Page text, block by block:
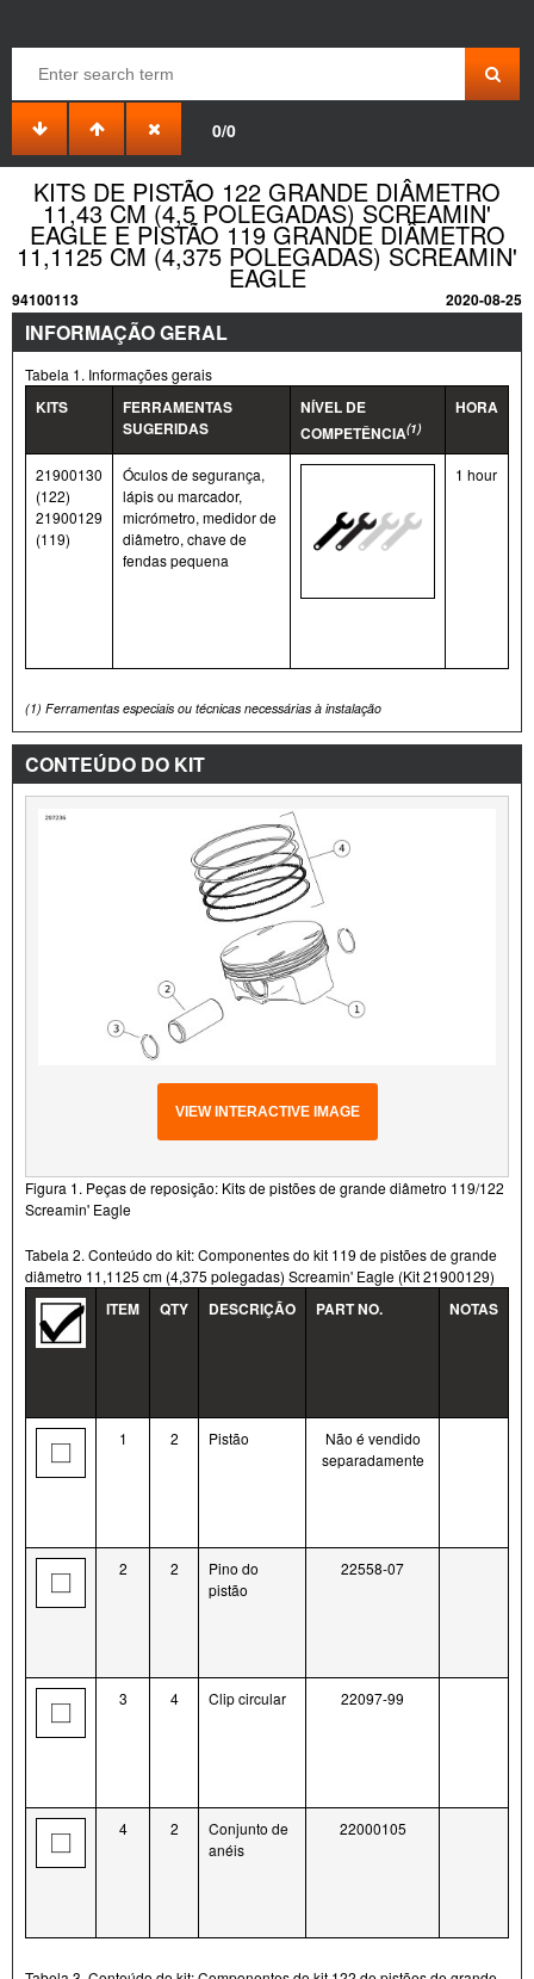
0/0
KITS DE PISTÃO 122 GRANDE DIÂMETRO
11,43 CM (4,5 POLEGADAS) SCREAMIN'
EAGLE E PISTÃO 119 GRANDE DIÂMETRO
11,1125 CM (4,375 POLEGADAS) SCREAMIN'
EAGLE
94100113 2020-08-25
INFORMAÇÃO GERAL
Tabela 1. Informações gerais
KITS
FERRAMENTAS
SUGERIDAS
NÍVEL DE
COMPETÊNCIA(1)
HORA
21900130
(122)
21900129
(119)
Óculos de segurança,
lápis ou marcador,
micrómetro, medidor de
diâmetro, chave de
fendas pequena
1 hour
(1) Ferramentas especiais ou técnicas necessárias à instalação
CONTEÚDO DO KIT
VIEW INTERACTIVE IMAGE
Figura 1. Peças de reposição: Kits de pistões de grande diâmetro 119/122
Screamin' Eagle
Tabela 2. Conteúdo do kit: Componentes do kit 119 de pistões de grande
diâmetro 11,1125 cm (4,375 polegadas) Screamin' Eagle (Kit 21900129)
ITEM QTY DESCRIÇÃO PART NO. NOTAS
1 2 Pistão
Não é vendido
separadamente
2 2
Pino do
pistão
22558-07
3 4 Clip circular 22097-99
4 2
Conjunto de
anéis
22000105